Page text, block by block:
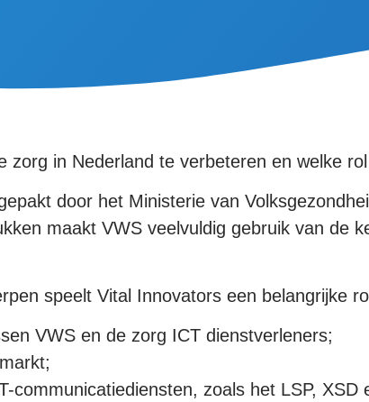
zorg in Nederland te verbeteren en welke
door het Ministerie van
maakt VWS veelvuldig gebruik van de
speelt Vital Innovators een belangrijke
VWS en de zorg ICT dienstverleners;
communicatiediensten, zoals het LSP, XSD